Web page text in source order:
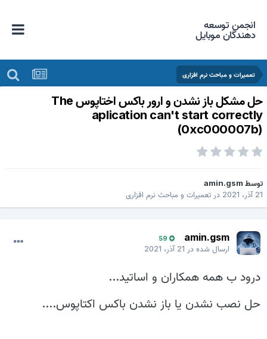
انجمن توسعه
دهندگان موبایل
تعمیرات و مباحث نرم افزاری
حل مشکل باز نشدن و ارور باکس اختاپوس The
aplication can't start
amin.gsm
2021
درتعمیرات و مباحث نرم افزاری
amin.gsm
59
ارسال شده در21 آذر، 2021
درود ب همه همکاران و اساتید...
حل نصب نشدن یا باز نشدن باکس اکتاپوس....